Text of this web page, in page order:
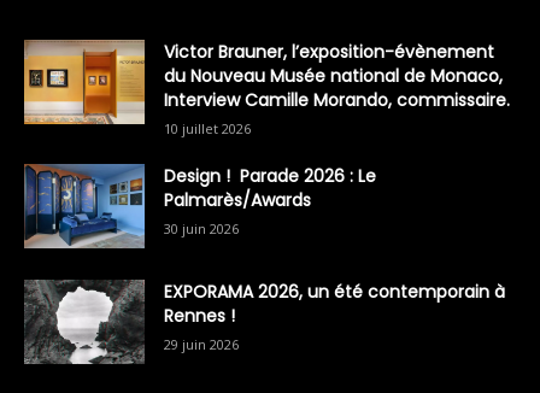
Victor Brauner, l’exposition-évènement
du Nouveau Musée national de Monaco,
Interview Camille Morando, commissaire.
10 juillet 2026
Design ! Parade 2026 : Le
Palmarès/Awards
30 juin 2026
EXPORAMA 2026, un été contemporain à
Rennes !
29 juin 2026